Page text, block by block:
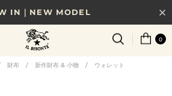
IN｜NEW MODEL
で｜税込11,000円以上で送料無料
から選べる、新しいギフトガイド
0
財布 / 新作財布 & 小物 / ウォレット